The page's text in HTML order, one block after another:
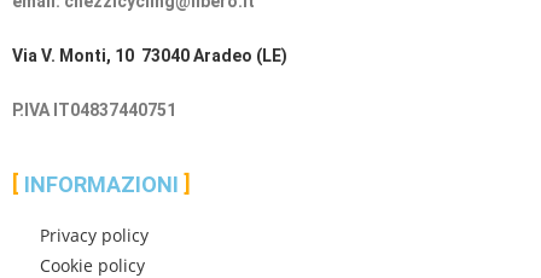
Via V. Monti, 10 73040 Aradeo (LE)
P.IVA IT04837440751
INFORMAZIONI
Privacy policy
Cookie policy